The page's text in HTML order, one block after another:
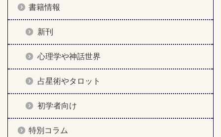
書籍情報
新刊
心理学や神話世界
占星術やタロット
初学者向け
特別コラム